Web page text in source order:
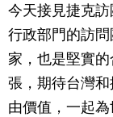
今天接見捷克
行政部門的訪
家，也是堅實
張，期待台灣
由價值，一起為